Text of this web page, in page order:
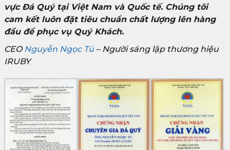
vực Đá Quý tại Việt Nam và Quốc tế. Chúng tôi
cam kết luôn đặt tiêu chuẩn chất lượng lên hàng
đầu để phục vụ Quý Khách.
CEONguyễn Ngọc Tú– Người sáng lập thương hiệu
IRUBY